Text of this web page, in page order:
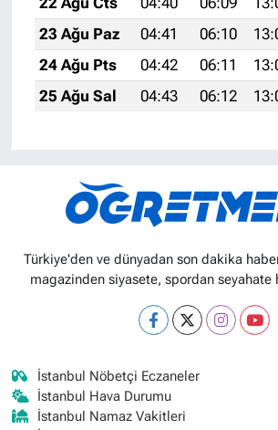
23 Ağu Paz
04:41 06:10
24 Ağu Pts
04:42 06:11
25 Ağu Sal
04:43 06:12
Türkiye'den ve dünyadan son dakika
magazinden siyasete, spordan seyahate
İstanbul Nöbetçi Eczaneler
İstanbul Hava Durumu
İstanbul Namaz Vakitleri